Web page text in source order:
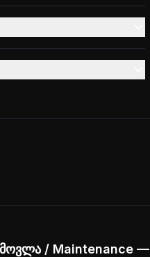
მოვლა / Maintenance —